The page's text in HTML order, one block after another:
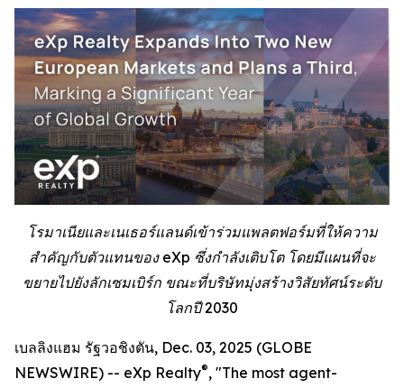
โรมาเนียและเนเธอร์แลนด์เข้าร่วมแพลตฟอร์มที่ให้ความ
สำคัญกับตัวแทนของ eXp ซึ่งกำลังเติบโต โดยมีแผนที่จะ
ขยายไปยังลักเซมเบิร์ก ขณะที่บริษัทมุ่งสร้างวิสัยทัศน์ระดับ
โลกปี 2030
เบลลิงแฮม รัฐวอชิงตัน, Dec. 03, 2025 (GLOBE
NEWSWIRE) -- eXp Realty®, "The most agent-